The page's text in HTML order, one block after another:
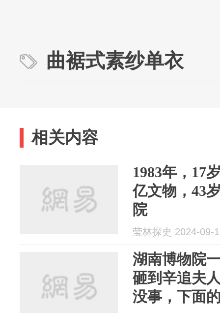
曲裾式素纱单衣
相关内容
1983年，17
亿文物，43
院
莹林探史 2024-09-
湖南博物院
砸到辛追夫
没事，下面